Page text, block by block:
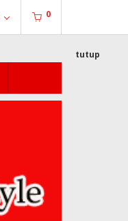
0
tutup